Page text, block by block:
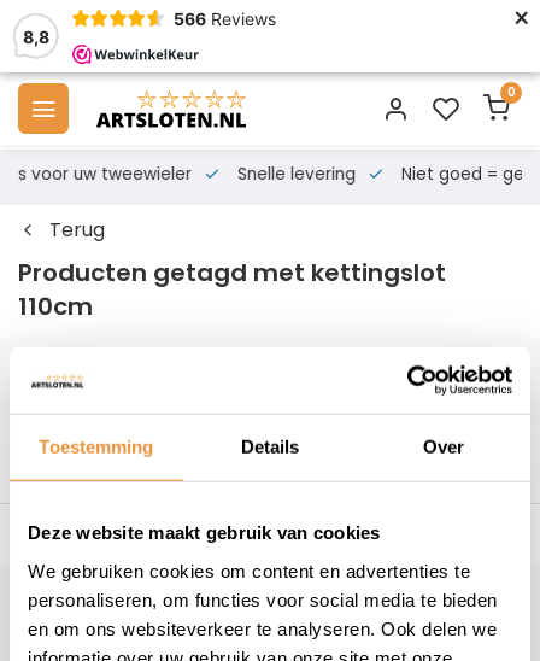
Toestemming Details Over
Deze website maakt gebruik van cookies
We gebruiken cookies om content en advertenties te
personaliseren, om functies voor social media te bieden
en om ons websiteverkeer te analyseren. Ook delen we
8,8
566 Reviews ×
0
voor uw tweewieler Snelle levering Niet goed = geld
Terug
Producten getagd met kettingslot
110cm
Filters
voor uw tweewieler Snelle levering
Klantenservice